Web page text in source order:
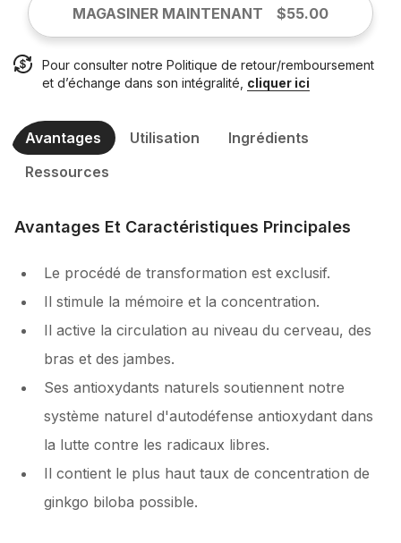
MAGASINER MAINTENANT $55.00
Pour consulter notre Politique de retour/remboursement
et d’échange dans son intégralité, cliquer ici
Avantages Utilisation
Ingrédients
Ressources
Avantages Et Caractéristiques Principales
Le procédé de transformation est exclusif.
Il stimule la mémoire et la concentration.
Il active la circulation au niveau du cerveau, des
bras et des jambes.
Ses antioxydants naturels soutiennent notre
système naturel d'autodéfense antioxydant dans
la lutte contre les radicaux libres.
Il contient le plus haut taux de concentration de
ginkgo biloba possible.